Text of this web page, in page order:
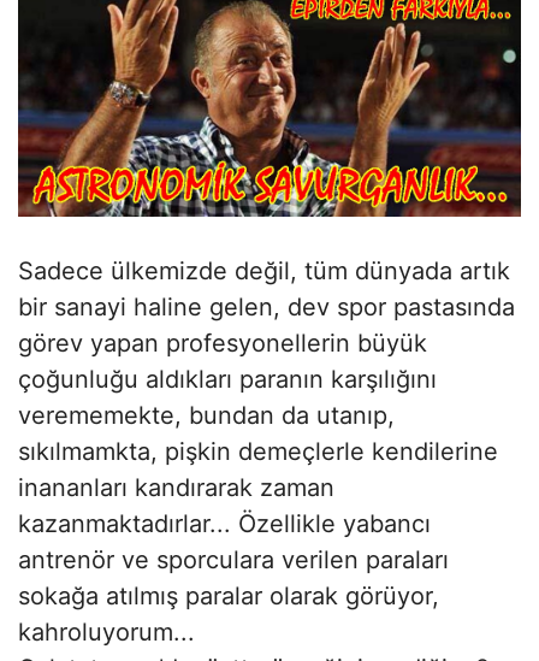
Sadece ülkemizde değil, tüm dünyada artık
bir sanayi haline gelen, dev spor pastasında
görev yapan profesyonellerin büyük
çoğunluğu aldıkları paranın karşılığını
verememekte, bundan da utanıp,
sıkılmamkta, pişkin demeçlerle kendilerine
inananları kandırarak zaman
kazanmaktadırlar... Özellikle yabancı
antrenör ve sporculara verilen paraları
sokağa atılmış paralar olarak görüyor,
kahroluyorum...